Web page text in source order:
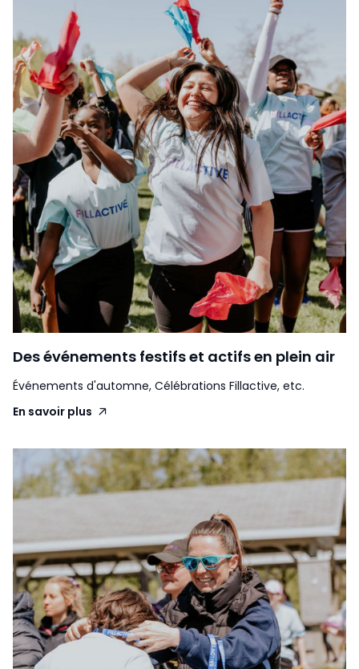
Des événements festifs et actifs en plein air
Événements d'automne, Célébrations Fillactive, etc.
En savoir plus